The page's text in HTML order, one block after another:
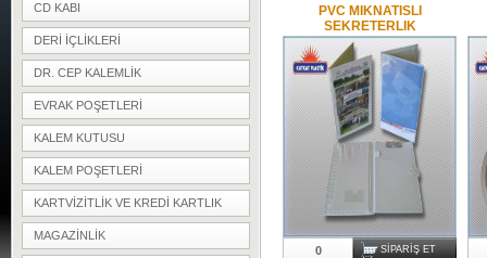
CD KABI
DERI IÇLIKLERI
DR. CEP KALEMLIK
EVRAK POŞETLERI
KALEM KUTUSU
KALEM POŞETLERI
KARTVIZITLIK VE KREDI KARTLIK
MAGAZINLIK
PVC MIKNATISLI
SEKRETERLIK
0 SIPARIŞ ET